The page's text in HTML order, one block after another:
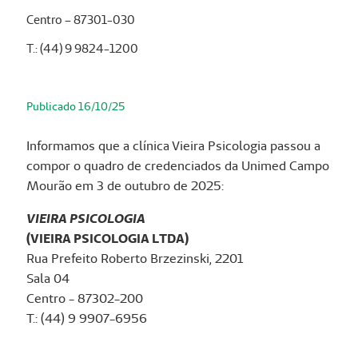
Centro – 87301-030
T.: (44) 9 9824-1200
Publicado 16/10/25
Informamos que a clínica Vieira Psicologia passou a
compor o quadro de credenciados da Unimed Campo
Mourão em 3 de outubro de 2025:
VIEIRA PSICOLOGIA
(VIEIRA PSICOLOGIA LTDA)
Rua Prefeito Roberto Brzezinski, 2201
Sala 04
Centro - 87302-200
T.: (44) 9 9907-6956